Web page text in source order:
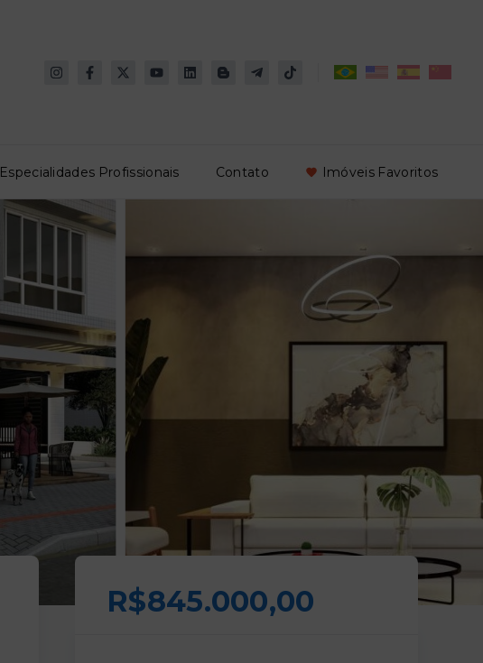
Especialidades Profissionais Contato Imóveis Favoritos
R$845.000,00